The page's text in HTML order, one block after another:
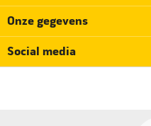
Onze gegevens
Social media